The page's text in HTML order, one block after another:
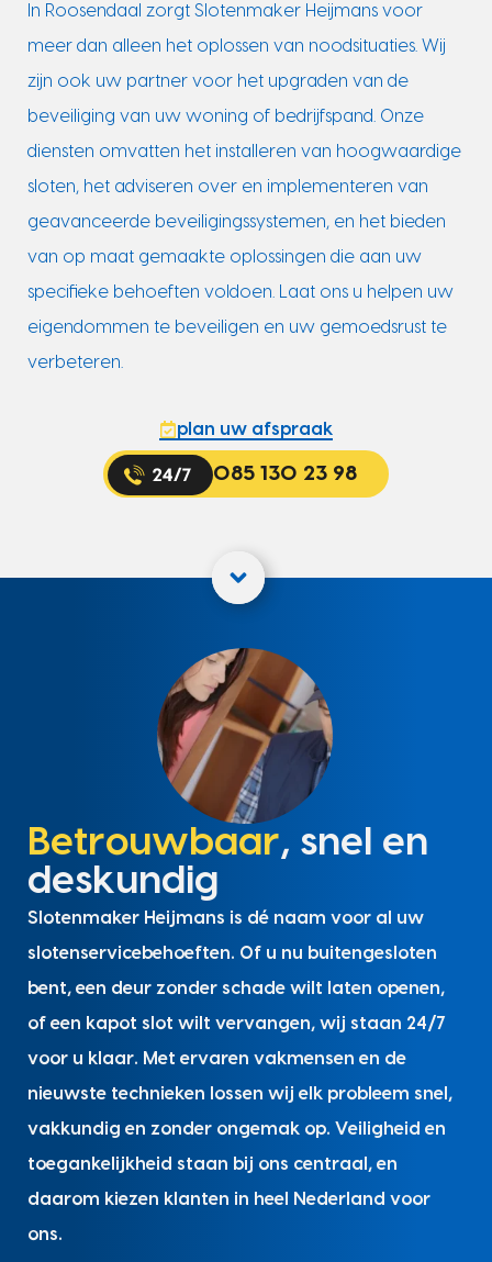
In Roosendaal zorgt Slotenmaker Heijmans voor
meer dan alleen het oplossen van noodsituaties. Wij
zijn ook uw partner voor het upgraden van de
beveiliging van uw woning of bedrijfspand. Onze
diensten omvatten het installeren van hoogwaardige
sloten, het adviseren over en implementeren van
geavanceerde beveiligingssystemen, en het bieden
van op maat gemaakte oplossingen die aan uw
specifieke behoeften voldoen. Laat ons u helpen uw
eigendommen te beveiligen en uw gemoedsrust te
verbeteren.
plan uw afspraak
085 130 23 98
Betrouwbaar, snel en
deskundig
Slotenmaker Heijmans is dé naam voor al uw
slotenservicebehoeften. Of u nu buitengesloten
bent, een deur zonder schade wilt laten openen,
of een kapot slot wilt vervangen, wij staan 24/7
voor u klaar. Met ervaren vakmensen en de
nieuwste technieken lossen wij elk probleem snel,
vakkundig en zonder ongemak op. Veiligheid en
toegankelijkheid staan bij ons centraal, en
daarom kiezen klanten in heel Nederland voor
ons.